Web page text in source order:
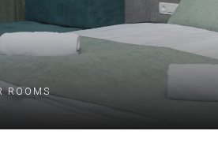
ROOMS